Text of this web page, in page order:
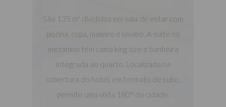
São 135 m² divididos em sala de estar com
piscina, copa, maleiro e lavabo. A suíte no
mezanino tem cama king size e banheira
integrada ao quarto. Localizada na
cobertura do hotel, em formato de cubo,
permite uma vista 180° da cidade.